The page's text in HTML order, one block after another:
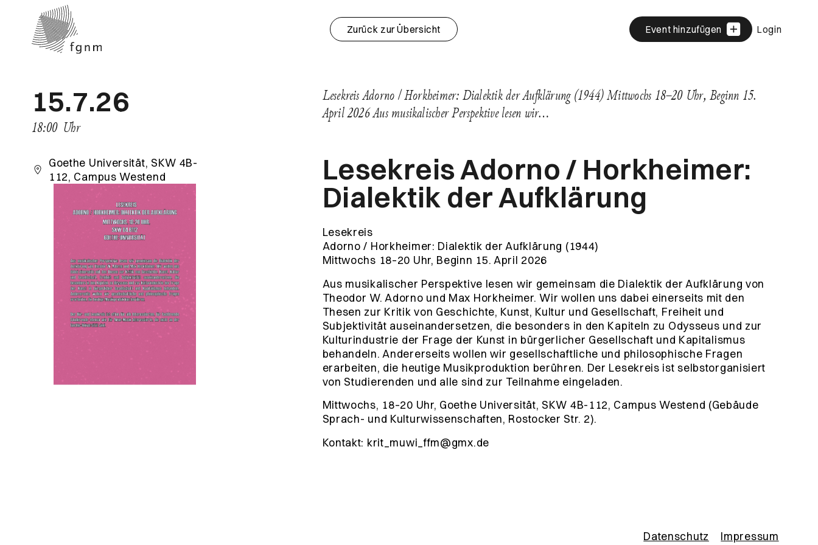
Zurück zur Übersicht Event hinzufügen Login
15.7.26
18:00 Uhr
Goethe Universität, SKW 4B-
112, Campus Westend
Lesekreis Adorno / Horkheimer: Dialektik der Aufklärung (1944) Mittwochs 18–20 Uhr, Beginn 15.
April 2026 Aus musikalischer Perspektive lesen wir…
Lesekreis Adorno / Horkheimer:
Dialektik der Aufklärung
Lesekreis
Adorno / Horkheimer: Dialektik der Aufklärung (1944)
Mittwochs 18–20 Uhr, Beginn 15. April 2026
Aus musikalischer Perspektive lesen wir gemeinsam die Dialektik der Aufklärung von
Theodor W. Adorno und Max Horkheimer. Wir wollen uns dabei einerseits mit den
Thesen zur Kritik von Geschichte, Kunst, Kultur und Gesellschaft, Freiheit und
Subjektivität auseinandersetzen, die besonders in den Kapiteln zu Odysseus und zur
Kulturindustrie der Frage der Kunst in bürgerlicher Gesellschaft und Kapitalismus
behandeln. Andererseits wollen wir gesellschaftliche und philosophische Fragen
erarbeiten, die heutige Musikproduktion berühren. Der Lesekreis ist selbstorganisiert
von Studierenden und alle sind zur Teilnahme eingeladen.
Mittwochs, 18–20 Uhr, Goethe Universität, SKW 4B-112, Campus Westend (Gebäude
Sprach- und Kulturwissenschaften, Rostocker Str. 2).
Kontakt: krit_muwi_ffm@gmx.de
Datenschutz Impressum